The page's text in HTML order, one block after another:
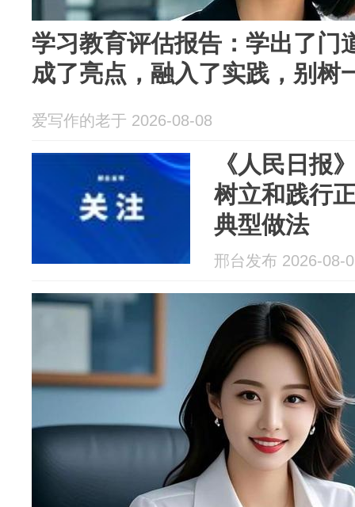
学习教育评估报告：学出了门
成了亮点，融入了实践，别树
爱写作的老于 2026-08-08
《人民日报
树立和践行
典型做法
邢台发布 2026-08-